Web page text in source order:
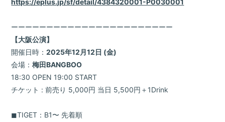
ーーーーーーーーーーーーーーーーーーーーーーー
【大阪公演】
開催日時：2025年12月12日 (金)
会場：梅田BANGBOO
18:30 OPEN 19:00 START
チケット : 前売り 5,000円 当日 5,500円＋1Drink
◼︎TIGET：B1〜 先着順